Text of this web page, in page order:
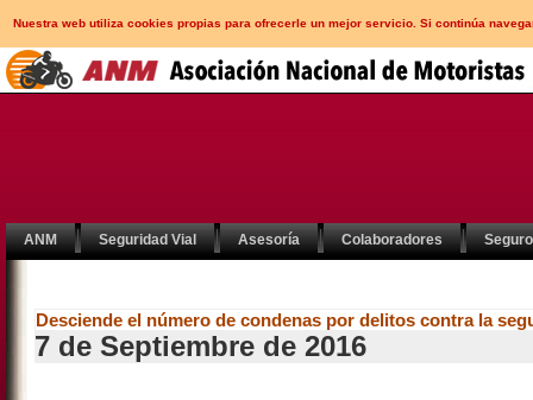
Nuestra web utiliza cookies propias para ofrecerle un mejor servicio. Si continúa
ANM Seguridad Vial Asesoría Colaboradores
Desciende el número de condenas por delitos contra la
7 de Septiembre de 2016